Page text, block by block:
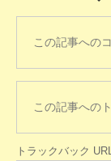
この記事への
この記事への
トラックバック